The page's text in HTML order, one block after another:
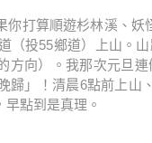
你打算順遊杉林溪、
（投55鄉道）上山。
方向）。我那次元旦
歸」！清晨6點前上
點到是真理。